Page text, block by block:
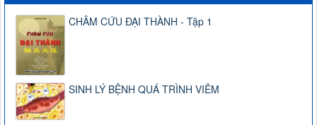
CHÂM CỨU ĐẠI THÀNH - Tập 1
SINH LÝ BỆNH QUÁ TRÌNH VIÊM